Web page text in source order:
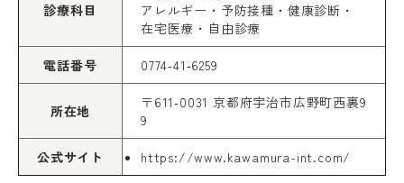
診療科目
アレルギー・予防接種・健康診断・
在宅医療・自由診療
電話番号 0774‑41‑6259
所在地
〒611‑0031 京都府宇治市広野町西裏9
9
公式サイト https://www.kawamura-int.com/